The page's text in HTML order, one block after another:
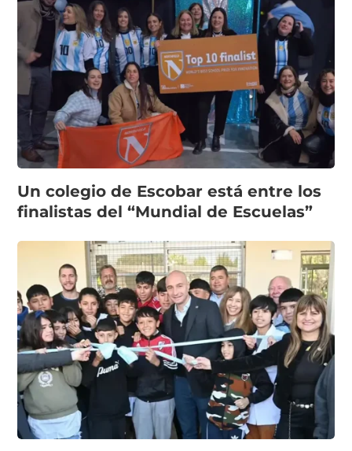
Un colegio de Escobar está entre los
finalistas del “Mundial de Escuelas”